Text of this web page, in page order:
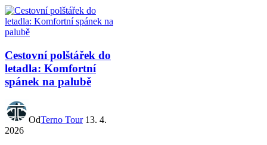
Cestovní polštářek do
letadla: Komfortní
spánek na palubě
OdTerno Tour 13. 4.
2026